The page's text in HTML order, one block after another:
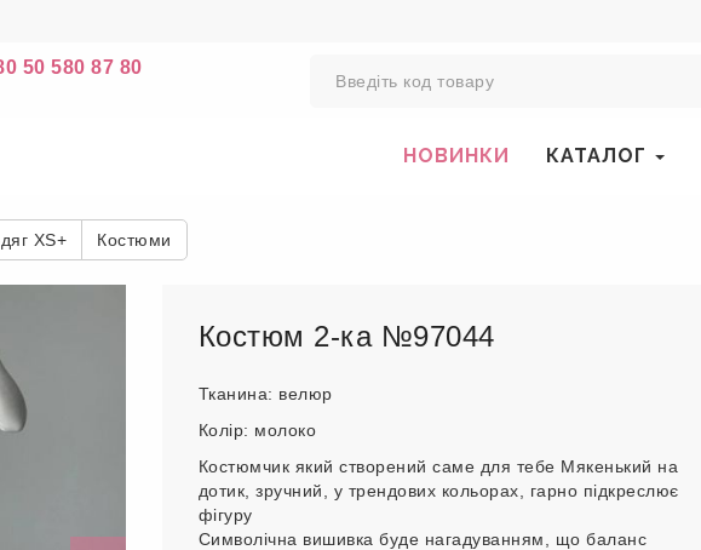
50 580 87 80
НОВИНКИ КАТАЛОГ
XS+ Костюми
Костюм 2-ка №97044
Тканина: велюр
Колір: молоко
Костюмчик який створений саме для тебе Мякенький на
дотик, зручний, у трендових кольорах, гарно підкреслює
фігуру
Символічна вишивка буде нагадуванням, що баланс